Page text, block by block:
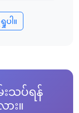
ါ။
သပ်ရန်
း။